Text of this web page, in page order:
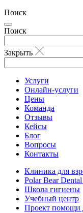
Поиск
Поиск
Закрыть
Услуги
Онлайн-услуги
Цены
Команда
Отзывы
Кейсы
Блог
Вопросы
Контакты
Клиника для
Polar Bear
Школа гигиены
Учебный центр
Проект помощи